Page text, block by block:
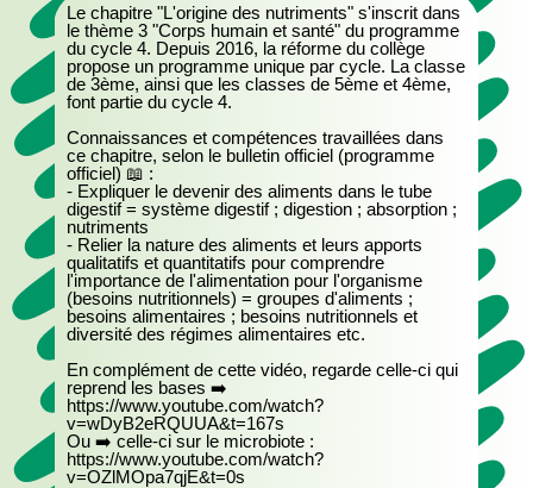
Le chapitre "L'origine des nutriments" s'inscrit dans
le thème 3 "Corps humain et santé" du programme
du cycle 4. Depuis 2016, la réforme du collège
propose un programme unique par cycle. La classe
de 3ème, ainsi que les classes de 5ème et 4ème,
font partie du cycle 4.
Connaissances et compétences travaillées dans
ce chapitre, selon le bulletin officiel (programme
officiel) 📖 :
- Expliquer le devenir des aliments dans le tube
digestif = système digestif ; digestion ; absorption ;
nutriments
- Relier la nature des aliments et leurs apports
qualitatifs et quantitatifs pour comprendre
l'importance de l'alimentation pour l'organisme
(besoins nutritionnels) = groupes d'aliments ;
besoins alimentaires ; besoins nutritionnels et
diversité des régimes alimentaires etc.
En complément de cette vidéo, regarde celle-ci qui
reprend les bases ➡️
https://www.youtube.com/watch?
v=wDyB2eRQUUA&t=167s
Ou ➡️ celle-ci sur le microbiote :
https://www.youtube.com/watch?
v=OZlMOpa7qjE&t=0s